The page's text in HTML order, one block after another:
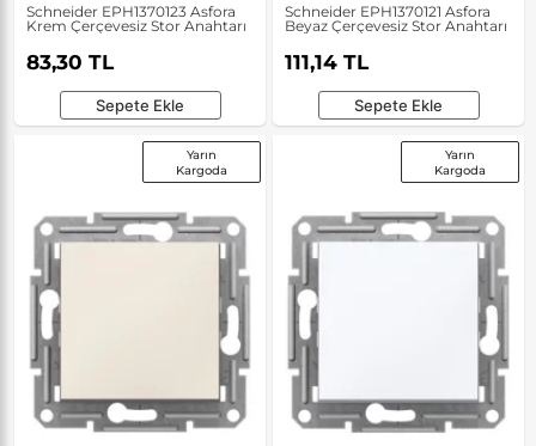
Schneider EPH1370123 Asfora
Krem Çerçevesiz Stor Anahtarı
83,30 TL
Sepete Ekle
Schneider EPH1370121 Asfora
Beyaz Çerçevesiz Stor Anahtarı
111,14 TL
Sepete Ekle
Yarın
Kargoda
Yarın
Kargoda